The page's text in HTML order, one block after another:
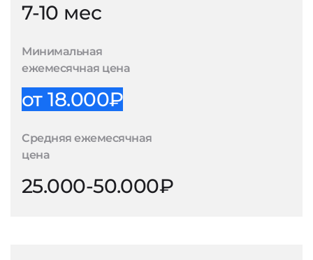
7-10 мес
Минимальная
ежемесячная цена
от 18.000₽
Средняя ежемесячная
цена
25.000-50.000₽